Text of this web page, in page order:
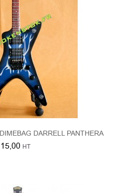
DARRELL PANTHERA
15,00 HT